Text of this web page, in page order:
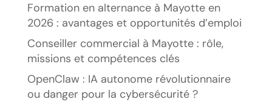
Formation en alternance à Mayotte en
2026 : avantages et opportunités d’emploi
Conseiller commercial à Mayotte : rôle,
missions et compétences clés
OpenClaw : IA autonome révolutionnaire
ou danger pour la cybersécurité ?